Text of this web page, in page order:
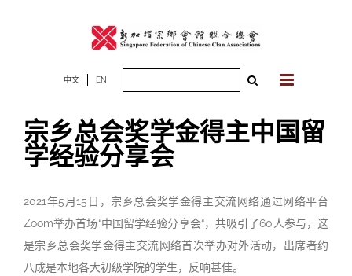
中文 EN
宗乡总会奖学金得主中国留
学经验分享会
2021年5月15日，宗乡总会奖学金得主交流网络通过网络平台
Zoom举办首场“中国留学经验分享会“，共吸引了60人参与，这
是宗乡总会奖学金得主交流网络首次举办对外活动，出席者约
八成是本地各大初级学院的学生，反响甚佳。